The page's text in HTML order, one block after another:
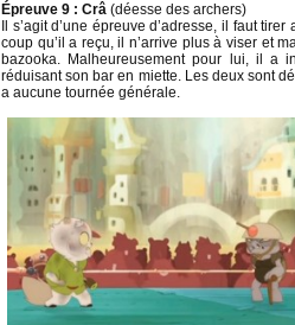
Épreuve 9 : Crâ (déesse des archers)
Il s’agit d’une épreuve d’adresse, il faut
coup qu’il a reçu, il n’arrive plus à viser et
bazooka. Malheureusement pour lui, il a
réduisant son bar en miette. Les deux sont
a aucune tournée générale.